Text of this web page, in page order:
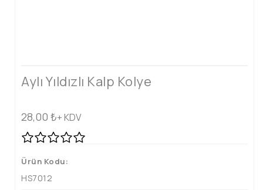
Aylı Yıldızlı Kalp Kolye
28,00 ₺+ KDV
Ürün Kodu:
HS7012